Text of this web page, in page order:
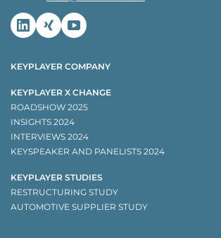
Linkedin
Xing Youtube
KEYPLAYER COMPANY
KEYPLAYER X CHANGE
ROADSHOW 2025
INSIGHTS 2024
INTERVIEWS 2024
KEYSPEAKER AND PANELISTS 2024
KEYPLAYER STUDIES
RESTRUCTURING STUDY
AUTOMOTIVE SUPPLIER STUDY